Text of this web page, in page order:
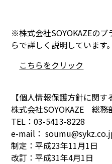
※株式会社SOYOKAZEの
らで詳しく説明しています。
こちらをクリック
【個人情報保護方針に関す
株式会社SOYOKAZE 総務
TEL：03-5413-8228
e-mail：
制定：平成23年11月1日
改訂：平成31年4月1日